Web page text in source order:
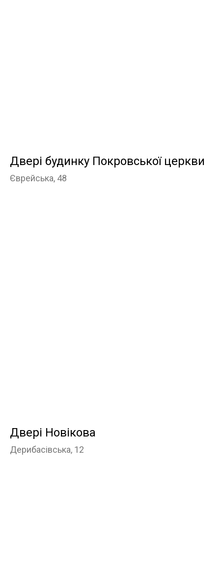
Двері будинку Покровської церкви
Єврейська, 48
Двері Новікова
Дерибасівська, 12